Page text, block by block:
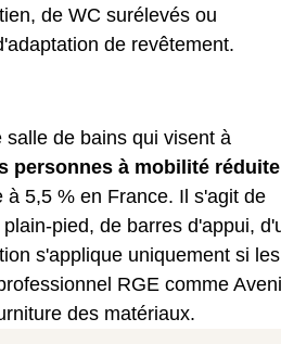
de WC surélevés ou
de revêtement.
de bains qui visent à
personnes à mobilité réduite
à 5,5 % en France. Il s'agit de
pied, de barres d'appui,
s'applique uniquement si les
RGE comme
des matériaux.